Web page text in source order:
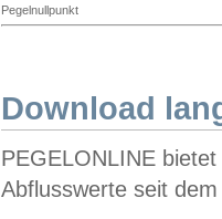
Pegelnullpunkt
Download
PEGELONLINE
Abflusswerte seit